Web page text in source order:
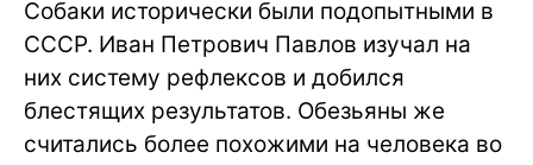
Собаки исторически были подопытными в
СССР. Иван Петрович Павлов изучал на
них систему рефлексов и добился
блестящих результатов. Обезьяны же
считались более похожими на человека во